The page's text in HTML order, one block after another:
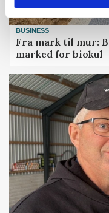
BUSINESS
Fra mark til mur:
marked for biokul